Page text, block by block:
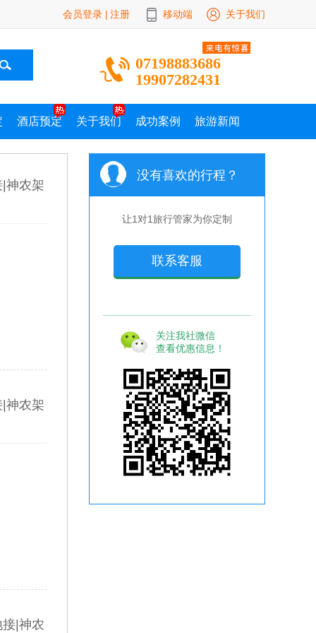
会员登录 注册 移动端 关于我们
07198883686
19907282431
酒店预定 关于我们 成功案例 旅游新闻
神农架
神农架
|神农
没有喜欢的行程？
让1对1旅行管家为你定制
联系客服
关注我社微信
查看优惠信息！